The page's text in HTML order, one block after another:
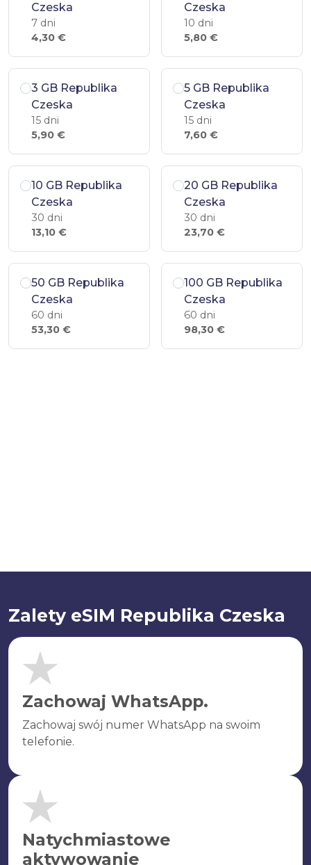
Czeska
7 dni
4,30 €
Czeska
10 dni
5,80 €
3 GB Republika
Czeska
15 dni
5,90 €
5 GB Republika
Czeska
15 dni
7,60 €
10 GB Republika
Czeska
30 dni
13,10 €
20 GB Republika
Czeska
30 dni
23,70 €
50 GB Republika
Czeska
60 dni
53,30 €
100 GB Republika
Czeska
60 dni
98,30 €
Zalety eSIM Republika Czeska
Zachowaj WhatsApp.
Zachowaj swój numer WhatsApp na swoim
telefonie.
Natychmiastowe
aktywowanie